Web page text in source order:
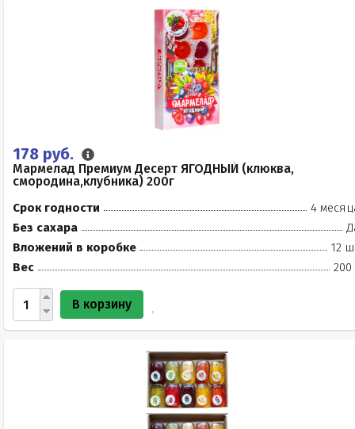
178 руб.
Мармелад Премиум Десерт ЯГОДНЫЙ (клюква,
смородина,клубника) 200г
Срок годности
4
Без сахара
Вложений в коробке
12
Вес
200
В корзину